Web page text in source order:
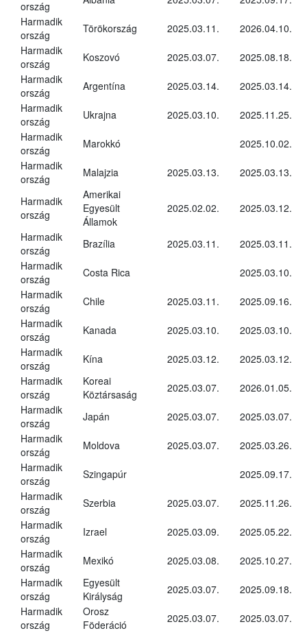
ország
Harmadik
ország
Törökország 2025.03.11.
2026.04.10.
Harmadik
ország
Koszovó 2025.03.07.
2025.08.18.
Harmadik
ország
Argentína 2025.03.14.
2025.03.14.
Harmadik
ország
Ukrajna 2025.03.10.
2025.11.25.
Harmadik
ország
Marokkó
2025.10.02.
Harmadik
ország
Malajzia 2025.03.13. 2025.03.13.
Harmadik
ország
Amerikai
Egyesült
Államok
2025.02.02. 2025.03.12.
Harmadik
ország
Brazília 2025.03.11.
2025.03.11.
Harmadik
ország
Costa Rica
2025.03.10.
Harmadik
ország
Chile 2025.03.11.
2025.09.16.
Harmadik
ország
Kanada 2025.03.10.
2025.03.10.
Harmadik
ország
Kína 2025.03.12.
2025.03.12.
Harmadik
ország
Koreai
Köztársaság
2025.03.07.
2026.01.05.
Harmadik
ország
Japán 2025.03.07.
2025.03.07.
Harmadik
ország
Moldova 2025.03.07.
2025.03.26.
Harmadik
ország
Szingapúr
2025.09.17.
Harmadik
ország
Szerbia 2025.03.07.
2025.11.26.
Harmadik
ország
Izrael 2025.03.09.
2025.05.22.
Harmadik
ország
Mexikó 2025.03.08.
2025.10.27.
Harmadik
ország
Egyesült
Királyság
2025.03.07.
2025.09.18.
Harmadik
ország
Orosz
Föderáció
2025.03.07. 2025.03.07.